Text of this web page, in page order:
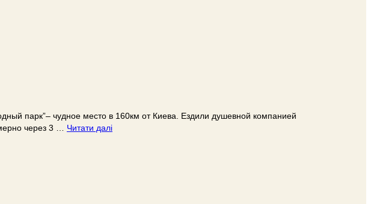
парк”– чудное место в 160км от Киева. Ездили душевной компанией
через 3 … Читати далі